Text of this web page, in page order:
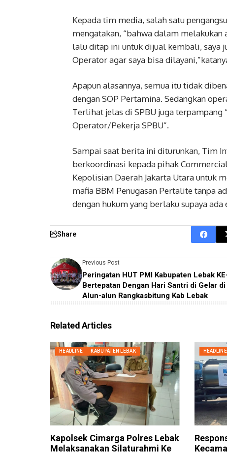
Kepada tim media, salah satu
mengatakan, “bahwa dalam
lalu ditap ini untuk dijual kembali, saya
Operator agar saya bisa
Apapun alasannya, semua itu tidak
dengan SOP Pertamina. Sedangkan
Terlihat jelas di SPBU juga
Operator/Pekerja SPBU”.
Sampai saat berita ini diturunkan, Tim
berkoordinasi kepada pihak
Kepolisian Daerah Jakarta Utara untuk
mafia BBM Penugasan Pertalite tanpa
dengan hukum yang berlaku supaya
Share
Previous Post
Peringatan HUT PMI Kabupaten Lebak
Bertepatan Dengan Hari Santri di Gelar di
Alun-alun Rangkasbitung Kab Lebak
Related Articles
HEADLINE KABUPATEN LEBAK
Kapolsek Cimarga Polres Lebak
Melaksanakan Silaturahmi Ke
HEADLINE